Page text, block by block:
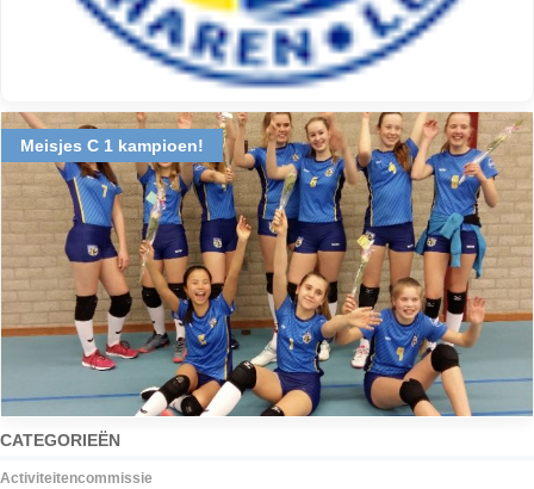
Meisjes C 1 kampioen!
CATEGORIEËN
Activiteitencommissie